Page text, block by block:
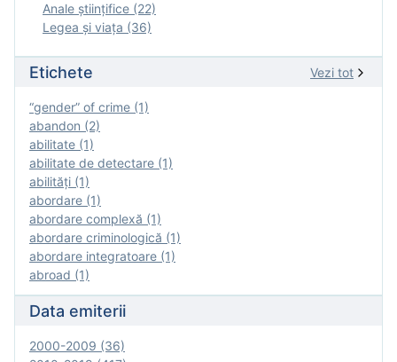
Anale ştiinţifice (22)
Legea şi viaţa (36)
Etichete Vezi tot
“gender” of crime (1)
abandon (2)
abilitate (1)
abilitate de detectare (1)
abilităţi (1)
abordare (1)
abordare complexă (1)
abordare criminologică (1)
abordare integratoare (1)
abroad (1)
Data emiterii
2000-2009 (36)